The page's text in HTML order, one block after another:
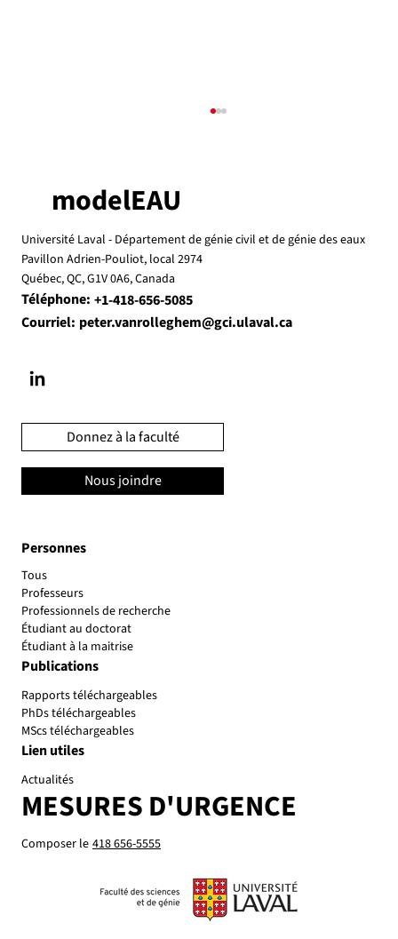
sur la qualité de l’eau à l’aide de capteurs de
des solides suspendus totaux rejetés du système
intégré
Personnes
Tous
Professeurs
Professionnels de recherche
Étudiant au doctorat
Étudiant à la maitrise
Publications
Rapports téléchargeables
PhDs téléchargeables
MScs téléchargeables
Lien utiles
Actualités
MESURES D'URGENCE
Composer le 418 656-5555
modelEAU
Téléphone: +1-418-656-5085
Courriel: peter.vanrolleghem@gci.ulaval.ca
Université Laval - Département de génie civil et de génie des eaux
Pavillon Adrien-Pouliot, local 2974
Québec, QC, G1V 0A6, Canada
Donnez à la faculté
Nous joindre